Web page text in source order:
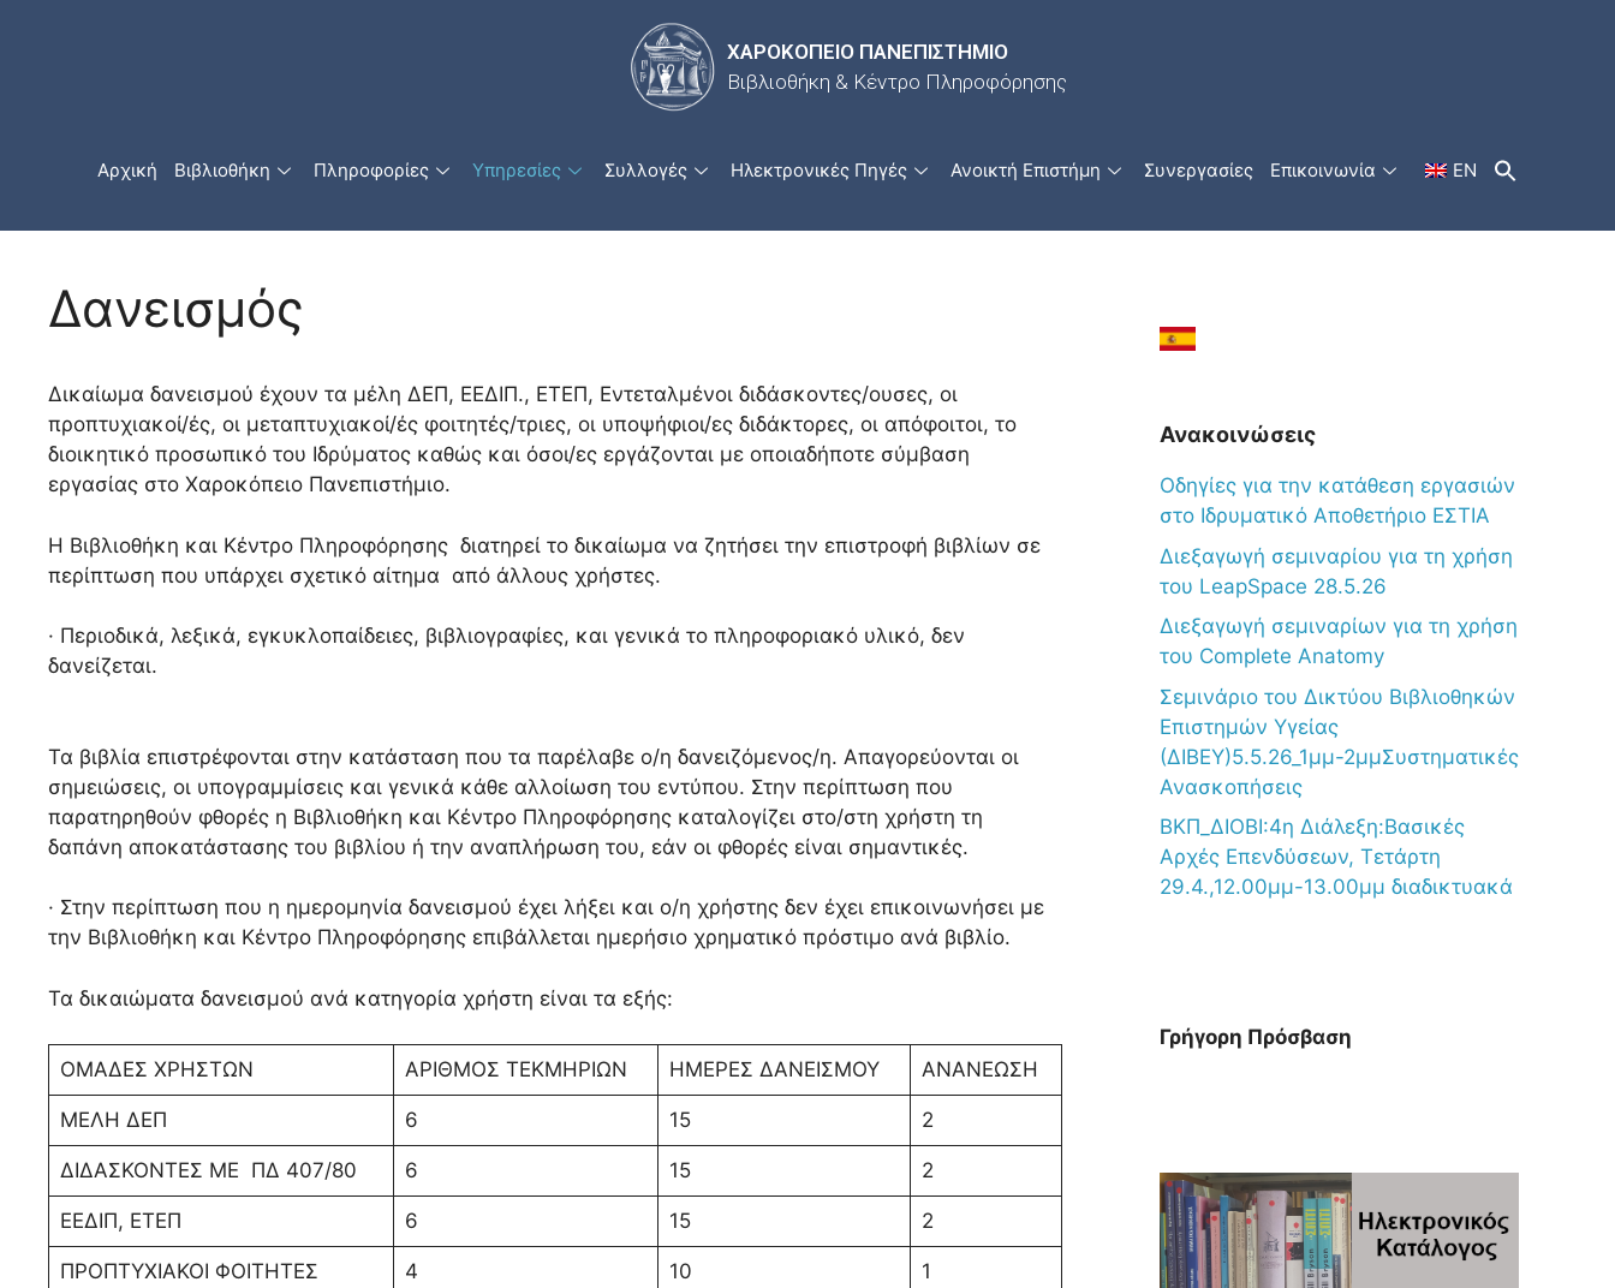
ΧΑΡΟΚΟΠΕΙΟ ΠΑΝΕΠΙΣΤΗΜΙΟ
Βιβλιοθήκη & Κέντρο Πληροφόρησης
Αρχική Βιβλιοθήκη Πληροφορίες Υπηρεσίες Συλλογές Ηλεκτρονικές Πηγές Ανοικτή Επιστήμη Συνεργασίες Επικοινωνία EN
Δανεισμός
Δικαίωμα δανεισμού έχουν τα μέλη ΔΕΠ, ΕΕΔΙΠ., ΕΤΕΠ, Εντεταλμένοι διδάσκοντες/ουσες, οι
προπτυχιακοί/ές, οι μεταπτυχιακοί/ές φοιτητές/τριες, οι υποψήφιοι/ες διδάκτορες, οι απόφοιτοι, το
διοικητικό προσωπικό του Iδρύματος καθώς και όσοι/ες εργάζονται με οποιαδήποτε σύμβαση
εργασίας στο Χαροκόπειο Πανεπιστήμιο.
Η Βιβλιοθήκη και Κέντρο Πληροφόρησης διατηρεί το δικαίωμα να ζητήσει την επιστροφή βιβλίων σε
περίπτωση που υπάρχει σχετικό αίτημα από άλλους χρήστες.
· Περιοδικά, λεξικά, εγκυκλοπαίδειες, βιβλιογραφίες, και γενικά το πληροφοριακό υλικό, δεν
δανείζεται.
Τα βιβλία επιστρέφονται στην κατάσταση που τα παρέλαβε ο/η δανειζόμενος/η. Απαγορεύονται οι
σημειώσεις, οι υπογραμμίσεις και γενικά κάθε αλλοίωση του εντύπου. Στην περίπτωση που
παρατηρηθούν φθορές η Βιβλιοθήκη και Κέντρο Πληροφόρησης καταλογίζει στο/στη χρήστη τη
δαπάνη αποκατάστασης του βιβλίου ή την αναπλήρωση του, εάν οι φθορές είναι σημαντικές.
· Στην περίπτωση που η ημερομηνία δανεισμού έχει λήξει και o/η χρήστης δεν έχει επικοινωνήσει με
την Βιβλιοθήκη και Κέντρο Πληροφόρησης επιβάλλεται ημερήσιο χρηματικό πρόστιμο ανά βιβλίο.
Τα δικαιώματα δανεισμού ανά κατηγορία χρήστη είναι τα εξής:
ΟΜΑΔΕΣ ΧΡΗΣΤΩΝ ΑΡΙΘΜΟΣ ΤΕΚΜΗΡΙΩΝ ΗΜΕΡΕΣ ΔΑΝΕΙΣΜΟΥ ΑΝΑΝΕΩΣΗ
ΜΕΛΗ ΔΕΠ 6 15 2
ΔΙΔΑΣΚΟΝΤΕΣ ΜΕ ΠΔ 407/80 6 15 2
ΕΕΔΙΠ, ΕΤΕΠ 6 15 2
ΠΡΟΠΤΥΧΙΑΚΟΙ ΦΟΙΤΗΤΕΣ 4 10 1
Ανακοινώσεις
Oδηγίες για την κατάθεση εργασιών
στο Ιδρυματικό Αποθετήριο ΕΣΤΙΑ
Διεξαγωγή σεμιναρίου για τη χρήση
του LeapSpace 28.5.26
Διεξαγωγή σεμιναρίων για τη χρήση
του Complete Anatomy
Σεμινάριο του Δικτύου Βιβλιοθηκών
Επιστημών Υγείας
(ΔΙΒΕΥ)5.5.26_1μμ-2μμΣυστηματικές
Ανασκοπήσεις
ΒΚΠ_ΔΙΟΒΙ:4η Διάλεξη:Βασικές
Αρχές Επενδύσεων, Τετάρτη
29.4.,12.00μμ-13.00μμ διαδικτυακά
Γρήγορη Πρόσβαση